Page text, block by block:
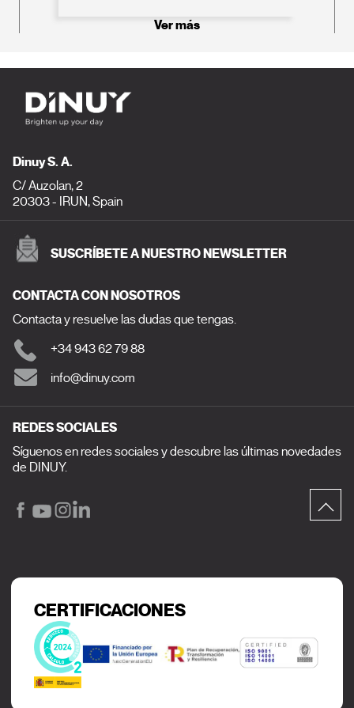
Ver más
Dinuy S. A.
C/ Auzolan, 2
20303 - IRUN, Spain
SUSCRÍBETE A NUESTRO NEWSLETTER
CONTACTA CON NOSOTROS
Contacta y resuelve las dudas que tengas.
+34 943 62 79 88
info@dinuy.com
REDES SOCIALES
Síguenos en redes sociales y descubre las últimas novedades
de DINUY.
CERTIFICACIONES